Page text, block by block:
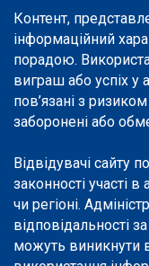
Контент,
інформаційний
порадою.
виграш або успіх у
пов’язані з
заборонені або
Відвідувачі сайту
законності участі в
чи регіоні.
відповідальності
можуть виникнути в